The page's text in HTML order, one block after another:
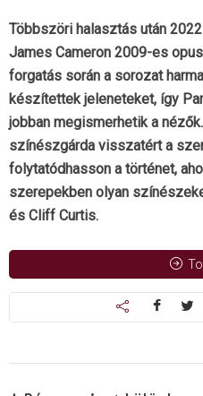
Többszöri halasztás után
James Cameron 2009-es
forgatás során a sorozat
készítettek jeleneteket, így
jobban megismerhetik a
színészgárda visszatért a
folytatódhasson a történet,
szerepekben olyan
és Cliff Curtis.